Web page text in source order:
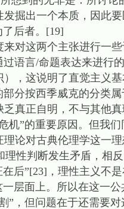
掘出一个本质，因此
了后者。[19]
对这两个主张进行一
言/命题表达来进行
，这说明了直觉主义
按西季威克的分类属
真正自明，不与其他
机”的重要原因。但我
论对古典伦理学这一
性判断发生矛盾，相
后”[23]，理性主义不
层面上。所以在这一
”，但问题在于还需要